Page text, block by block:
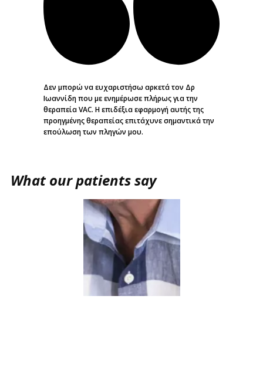
​​​Δεν μπορώ να ευχαριστήσω αρκετά τον Δρ
Ιωαννίδη που με ενημέρωσε πλήρως για την
θεραπεία VAC. Η επιδέξια εφαρμογή αυτής της
προηγμένης θεραπείας επιτάχυνε σημαντικά την
επούλωση των πληγών μου.
​​What our patients say